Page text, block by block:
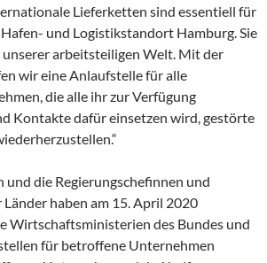
Lieferketten sind essentiell für
und Logistikstandort Hamburg. Sie
unserer arbeitsteiligen Welt. Mit der
wir eine Anlaufstelle für alle
die alle ihr zur Verfügung
Kontakte dafür einsetzen wird, gestörte
und die Regierungschefinnen und
Länder haben am 15. April 2020
Wirtschaftsministerien des Bundes und
für betroffene Unternehmen